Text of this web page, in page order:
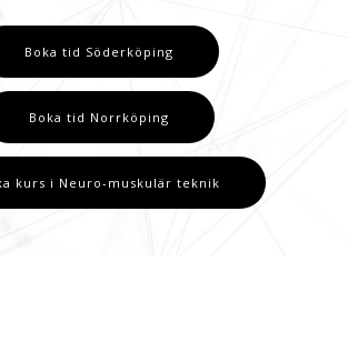
Boka tid Söderköping
Boka tid Norrköping
kurs i Neuro-muskulär teknik